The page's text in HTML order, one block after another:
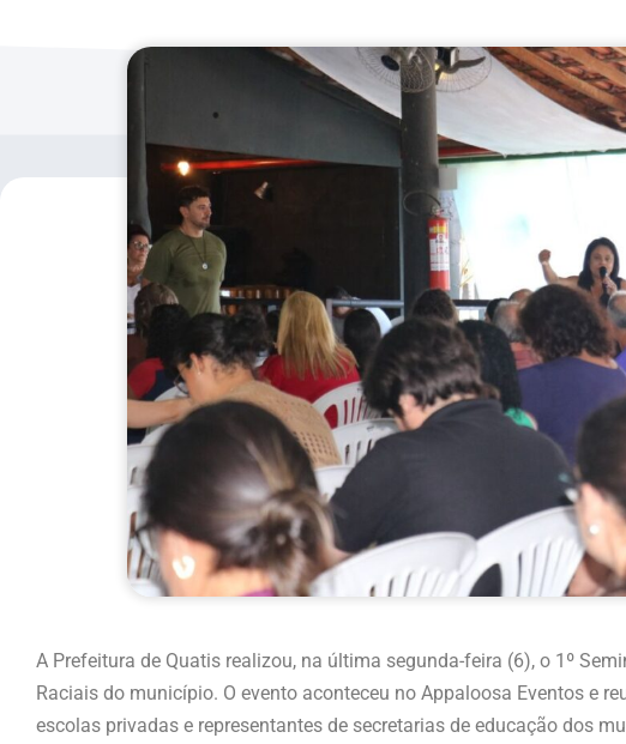
A Prefeitura de Quatis realizou, na última segunda-feira (6), o 1º
Raciais do município. O evento aconteceu no Appaloosa Eventos e
escolas privadas e representantes de secretarias de educação dos